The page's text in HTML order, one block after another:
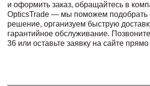
и оформить заказ, обращайтесь в
OpticsTrade — мы поможем подобрать
решение, организуем быструю
гарантийное обслуживание.
36 или оставьте заявку на сайте прямо